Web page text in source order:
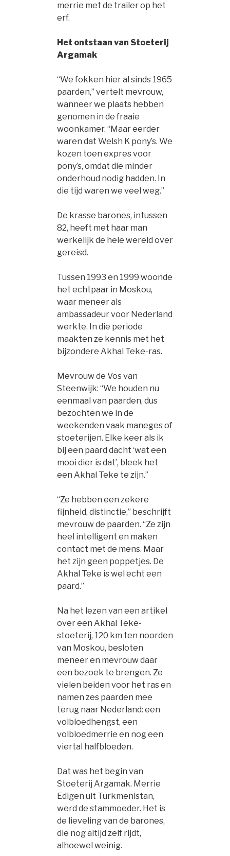
merrie met de trailer op het
erf.
Het ontstaan van Stoeterij
Argamak
“We fokken hier al sinds 1965
paarden,” vertelt mevrouw,
wanneer we plaats hebben
genomen in de fraaie
woonkamer. “Maar eerder
waren dat Welsh K pony’s. We
kozen toen expres voor
pony’s, omdat die minder
onderhoud nodig hadden. In
die tijd waren we veel weg.”
De krasse barones, intussen
82, heeft met haar man
werkelijk de hele wereld over
gereisd.
Tussen 1993 en 1999 woonde
het echtpaar in Moskou,
waar meneer als
ambassadeur voor Nederland
werkte. In die periode
maakten ze kennis met het
bijzondere Akhal Teke-ras.
Mevrouw de Vos van
Steenwijk: “We houden nu
eenmaal van paarden, dus
bezochten we in de
weekenden vaak maneges of
stoeterijen. Elke keer als ik
bij een paard dacht ‘wat een
mooi dier is dat’, bleek het
een Akhal Teke te zijn.”
“Ze hebben een zekere
fijnheid, distinctie,” beschrijft
mevrouw de paarden. “Ze zijn
heel intelligent en maken
contact met de mens. Maar
het zijn geen poppetjes. De
Akhal Teke is wel echt een
paard.”
Na het lezen van een artikel
over een Akhal Teke-
stoeterij, 120 km ten noorden
van Moskou, besloten
meneer en mevrouw daar
een bezoek te brengen. Ze
vielen beiden voor het ras en
namen zes paarden mee
terug naar Nederland: een
volbloedhengst, een
volbloedmerrie en nog een
viertal halfbloeden.
Dat was het begin van
Stoeterij Argamak. Merrie
Edigen uit Turkmenistan,
werd de stammoeder. Het is
de lieveling van de barones,
die nog altijd zelf rijdt,
alhoewel weinig.